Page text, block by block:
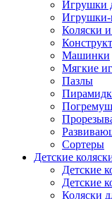
Игрушки
Игрушки-
Коляски
Машинки
Мягкие
Пазлы
Сортеры
Детские
Детские
Детские
Коляски